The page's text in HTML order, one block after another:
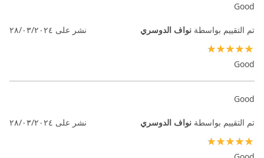
Good
تم التقييم بواسطة نواف الدوسري نشر على ٢٨/٠٣/٢٠٢٤
Good
Good
تم التقييم بواسطة نواف الدوسري نشر على ٢٨/٠٣/٢٠٢٤